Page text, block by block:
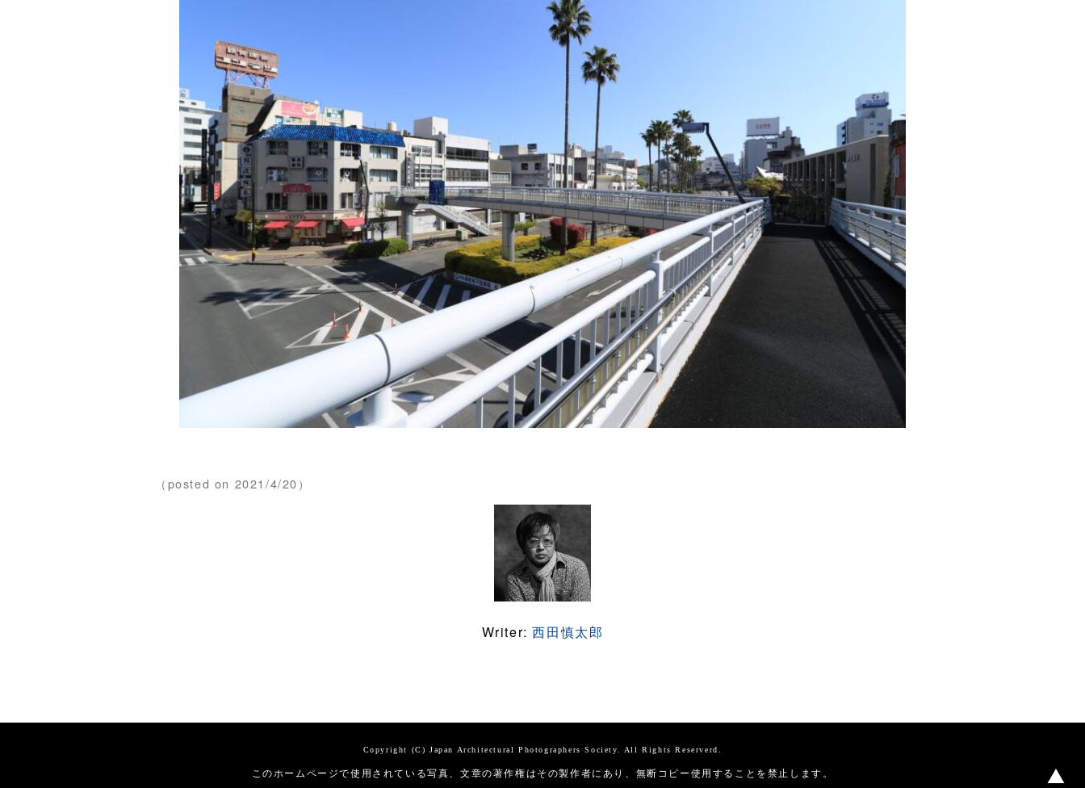
（posted on 2021/4/20）
Writer:西田慎太郎
Copyright (C) Japan Architectural Photographers Society. All Rights Reserverd.
このホームページで使用されている写真、文章の著作権はその製作者にあり、無断コピー使用することを禁止します。